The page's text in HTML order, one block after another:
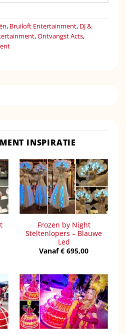
, Bruiloft Entertainment, DJ &
,Ontvangst Acts,
INSPIRATIE
Frozen by Night
Steltenlopers – Blauwe
Led
Vanaf€ 695,00